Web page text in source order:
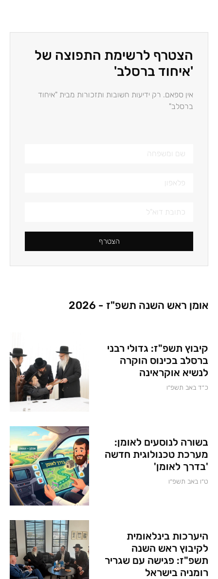
הצטרף לרשימת התפוצה של
'איחוד ברסלב'
אין ספאם. רק ידיעות חשובות ותזכורות מבית "איחוד
ברסלב"
הצטרף
אומן ראש השנה תשפ"ז - 2026
קיבוץ תשפ"ז: גדולי רבני
ברסלב בכינוס הוקרה
לנשיא אוקראינה
כ״ד באב תשפ״ו
בשורה לנוסעים לאומן:
מערכת טכנולוגית חדשה
'בדרך לאומן'
ט״ו באב תשפ״ו
היערכות בינלאומית
לקיבוץ ראש השנה
תשפ"ז: פגישה עם שגריר
רומניה בישראל